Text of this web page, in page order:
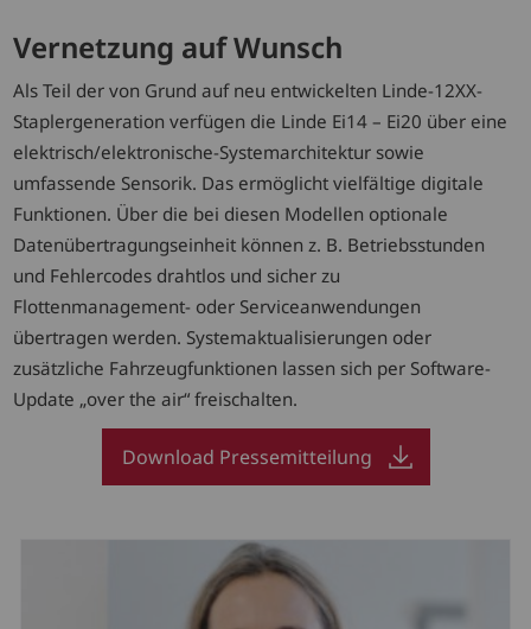
Vernetzung auf Wunsch
Als Teil der von Grund auf neu entwickelten Linde-12XX-
Staplergeneration verfügen die Linde Ei14 – Ei20 über eine
elektrisch/elektronische-Systemarchitektur sowie
umfassende Sensorik. Das ermöglicht vielfältige digitale
Funktionen. Über die bei diesen Modellen optionale
Datenübertragungseinheit können z. B. Betriebsstunden
und Fehlercodes drahtlos und sicher zu
Flottenmanagement- oder Serviceanwendungen
übertragen werden. Systemaktualisierungen oder
zusätzliche Fahrzeugfunktionen lassen sich per Software-
Update „over the air“ freischalten.
Download Pressemitteilung